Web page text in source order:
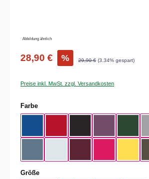
Abbildung ähnlich
28,90 € % 29,90 € (3.34% gespart)
Preise inkl. MwSt. zzgl. Versandkosten
Farbeauswählen
Größeauswählen